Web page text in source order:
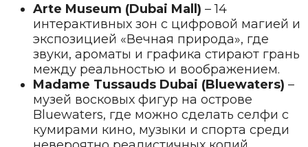
Arte Museum (Dubai Mall) – 14
интерактивных зон с цифровой магией и
экспозицией «Вечная природа», где
звуки, ароматы и графика стирают грань
между реальностью и воображением.
Madame Tussauds Dubai (Bluewaters) –
музей восковых фигур на острове
Bluewaters, где можно сделать селфи с
кумирами кино, музыки и спорта среди